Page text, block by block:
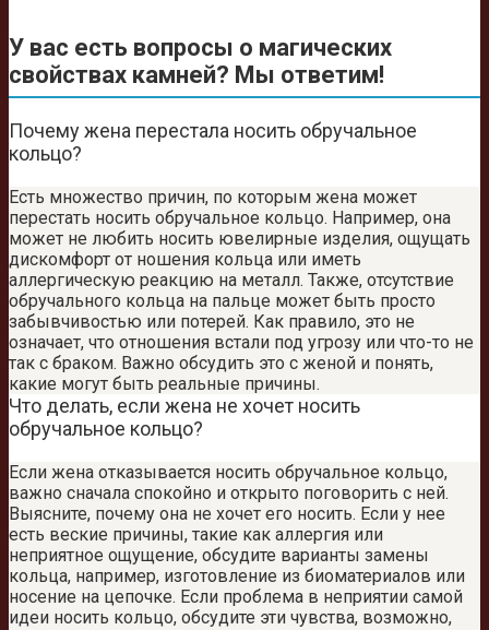
У вас есть вопросы о магических
свойствах камней? Мы ответим!
Почему жена перестала носить обручальное
кольцо?
Есть множество причин, по которым жена может
перестать носить обручальное кольцо. Например, она
может не любить носить ювелирные изделия, ощущать
дискомфорт от ношения кольца или иметь
аллергическую реакцию на металл. Также, отсутствие
обручального кольца на пальце может быть просто
забывчивостью или потерей. Как правило, это не
означает, что отношения встали под угрозу или что-то не
так с браком. Важно обсудить это с женой и понять,
какие могут быть реальные причины.
Что делать, если жена не хочет носить
обручальное кольцо?
Если жена отказывается носить обручальное кольцо,
важно сначала спокойно и открыто поговорить с ней.
Выясните, почему она не хочет его носить. Если у нее
есть веские причины, такие как аллергия или
неприятное ощущение, обсудите варианты замены
кольца, например, изготовление из биоматериалов или
носение на цепочке. Если проблема в неприятии самой
идеи носить кольцо, обсудите эти чувства, возможно,